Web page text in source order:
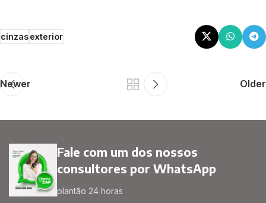
cinzasexterior
Newer Older
Fale com um dos nossos
consultores por WhatsApp
plantão 24 horas